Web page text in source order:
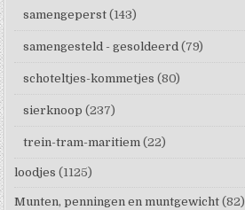
samengeperst (143)
samengesteld - gesoldeerd (79)
schoteltjes-kommetjes (80)
sierknoop (237)
trein-tram-maritiem (22)
loodjes (1125)
Munten, penningen en muntgewicht (82)